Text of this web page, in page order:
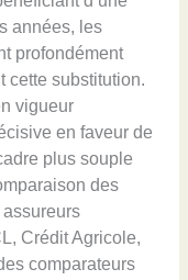
années, les
profondément
cette substitution.
vigueur
en faveur de
plus souple
des
Crédit Agricole,
comparateurs